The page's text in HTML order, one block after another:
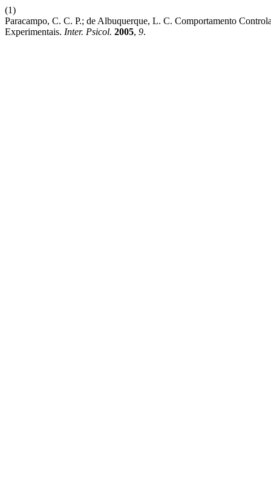
(1)
Paracampo, C. C. P.; de Albuquerque, L. C. Comportamento
Experimentais. Inter. Psicol. 2005, 9.